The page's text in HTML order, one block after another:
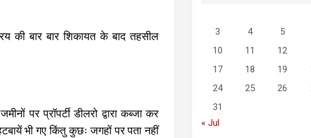
की बार बार शिकायत के बाद तहसील
पर प्रॉपर्टी डीलरो द्वारा कब्जा कर
भी गए किंतु कुछः जगहों पर पता नहीं
3
4 5
10
11 12
17
18 19
24
25 26
31
« Jul